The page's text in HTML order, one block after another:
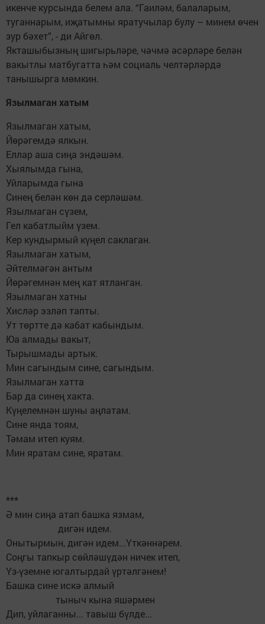
икенче курсында белем ала. “Гаиләм, балаларым,
туганнарым, иҗатымны яратучылар булу – минем өчен
зур бәхет”, - ди Айгөл.
Якташыбызның шигырьләре, чәчмә әсәрләре белән
вакытлы матбугатта һәм социаль челтәрләрдә
танышырга мөмкин.
Язылмаган хатым
Язылмаган хатым,
Йөрәгемдә ялкын.
Еллар аша сиңа эндәшәм.
Хыялымда гына,
Уйларымда гына
Синең белән көн дә серләшәм.
Язылмаган сүзем,
Гел кабатлыйм үзем.
Кер кундырмый күңел саклаган.
Язылмаган хатым,
Әйтелмәгән антым
Йөрәгемнән мең кат ятланган.
Язылмаган хатны
Хисләр эзләп тапты.
Ут төртте дә кабат кабындым.
Юа алмады вакыт,
Тырышмады артык.
Мин сагындым сине, сагындым.
Язылмаган хатта
Бар да синең хакта.
Күңелемнән шуны аңлатам.
Сине янда тоям,
Тәмам итеп куям.
Мин яратам сине, яратам.
***
Ә мин сиңа атап башка язмам,
дигән идем.
Онытырмын, дигән идем...Үткәннәрем.
Соңгы тапкыр сөйләшүдән ничек итеп,
Үз-үземне югалтырдай үртәлгәнем!
Башка сине искә алмый
тыныч кына яшәрмен
Дип, уйлаганны... тавыш бүлде...